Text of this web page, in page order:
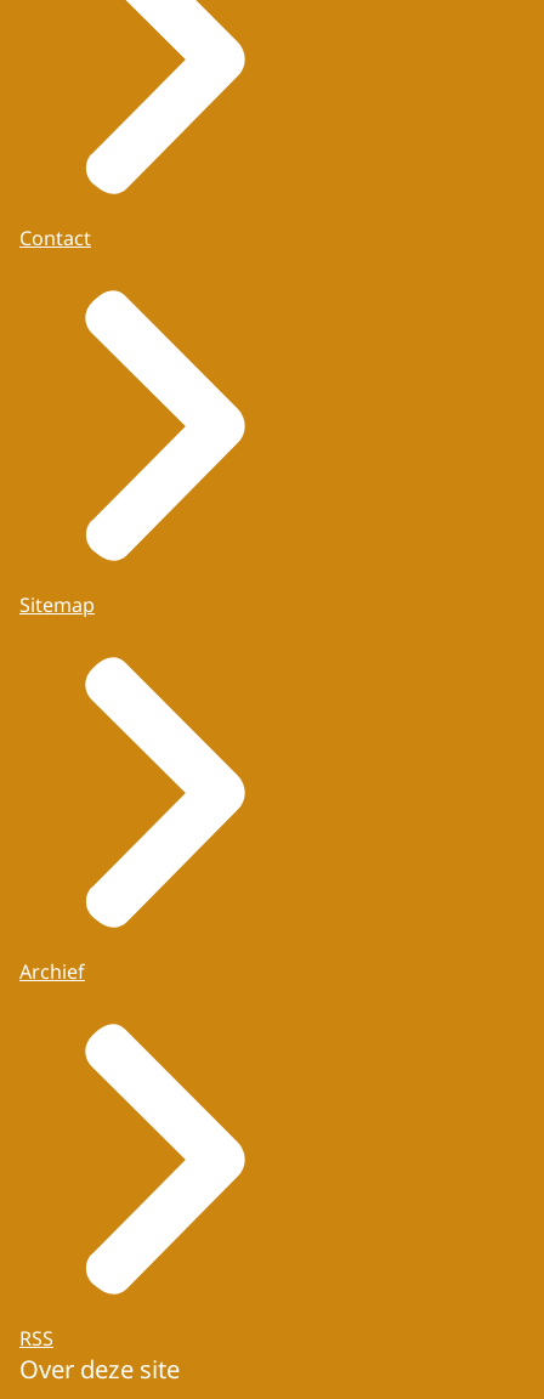
Contact
Sitemap
Archief
RSS
Over deze site